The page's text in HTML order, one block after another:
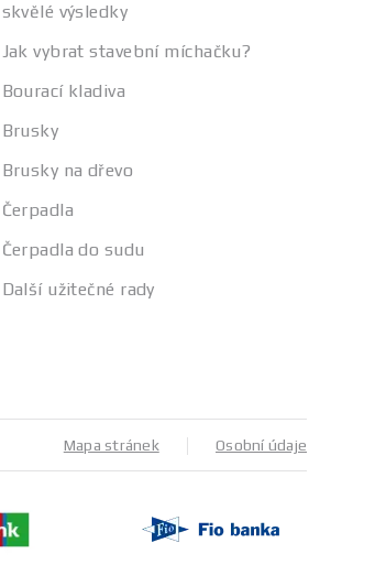
skvělé výsledky
Jak vybrat stavební míchačku?
Bourací kladiva
Brusky
Brusky na dřevo
Čerpadla
Čerpadla do sudu
Další užitečné rady
Mapa stránek Osobní údaje